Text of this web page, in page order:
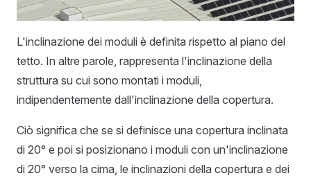
L'inclinazione dei moduli è definita rispetto al piano del
tetto. In altre parole, rappresenta l'inclinazione della
struttura su cui sono montati i moduli,
indipendentemente dall'inclinazione della copertura.
Ciò significa che se si definisce una copertura inclinata
di 20° e poi si posizionano i moduli con un'inclinazione
di 20° verso la cima, le inclinazioni della copertura e dei